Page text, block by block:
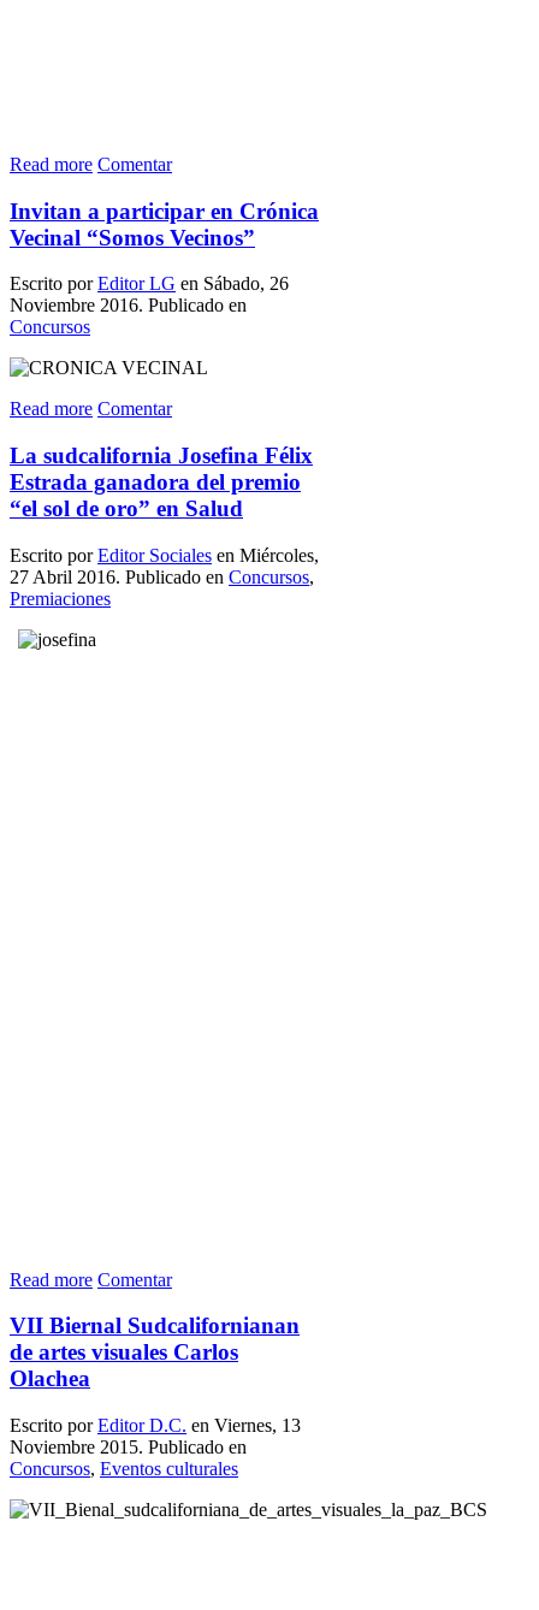
Read more Comentar
Invitan a participar en Crónica
Vecinal “Somos Vecinos”
Escrito porEditor LG en Sábado, 26
Noviembre 2016. Publicado en
Concursos
Read more Comentar
La sudcalifornia Josefina Félix
Estrada ganadora del premio
“el sol de oro” en Salud
Escrito porEditor Sociales en Miércoles,
27 Abril 2016. Publicado en Concursos,
Premiaciones
Read more Comentar
VII Biernal Sudcalifornianan
de artes visuales Carlos
Olachea
Escrito porEditor D.C. en Viernes, 13
Noviembre 2015. Publicado en
Concursos, Eventos culturales